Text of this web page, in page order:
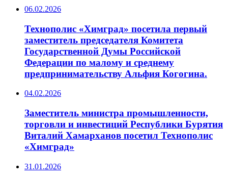
06.02.2026
Технополис «Химград» посетила первый
заместитель председателя Комитета
Государственной Думы Российской
Федерации по малому и среднему
предпринимательству Альфия Когогина.
04.02.2026
Заместитель министра промышленности,
торговли и инвестиций Республики Бурятия
Виталий Хамарханов посетил Технополис
«Химград»
31.01.2026